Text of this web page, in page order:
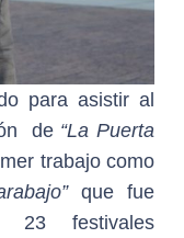
para asistir al
de “La Puerta
trabajo como
que fue
23 festivales